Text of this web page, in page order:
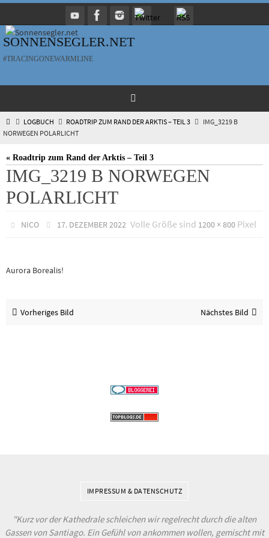
Inhalt
springen
SONNENSEGLER.NET
#TRACINGONEWARMLINE
HOMELOGBUCH ROADTRIP ZUM RAND DER ARKTIS – TEIL 3
IMG_3219 B
NORWEGEN POLARLICHT
« Roadtrip zum Rand der Arktis – Teil 3
IMG_3219 B NORWEGEN
POLARLICHT
NICO 17. DEZEMBER 2022 Volle Größe sind 1200 × 800Pixel
Aurora Borealis!
Vorheriges Bild Nächstes Bild
IMPRESSUM & DATENSCHUTZ
"Kurz vor der Kathedrale schleichen wir regelrecht durch die alten
Gassen von Santiago. Ein Gefühl von ankommen wollen, gemischt mit